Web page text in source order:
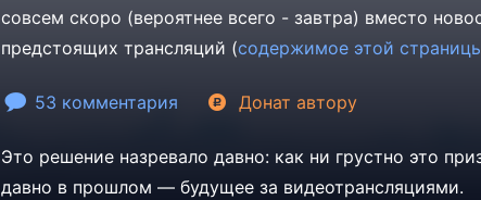
совсем скоро (вероятнее всего - завтра) вместо
предстоящих трансляций (содержимое этой
53 комментария Донат автору
Это решение назревало давно: как ни грустно это
давно в прошлом — будущее за видеотрансляциями.